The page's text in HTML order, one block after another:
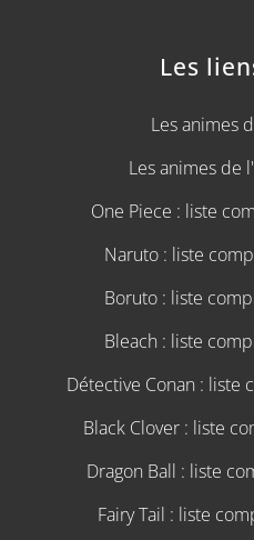
Les
Les animes
Les animes de
One Piece : liste
Naruto : liste
Boruto : liste
Bleach : liste
Détective Conan : liste
Black Clover : liste
Dragon Ball : liste
Fairy Tail : liste